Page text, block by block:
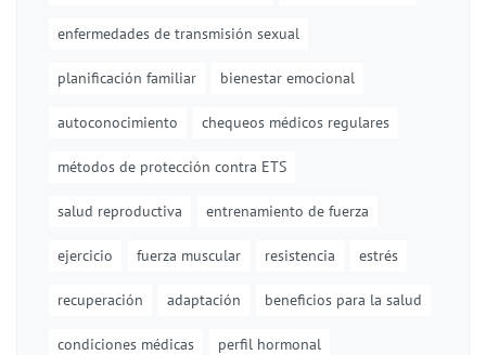
enfermedades de transmisión sexual
planificación familiar bienestar emocional
autoconocimiento chequeos médicos regulares
métodos de protección contra ETS
salud reproductiva entrenamiento de fuerza
ejercicio fuerza muscular resistencia estrés
recuperación adaptación beneficios para la salud
condiciones médicas perfil hormonal